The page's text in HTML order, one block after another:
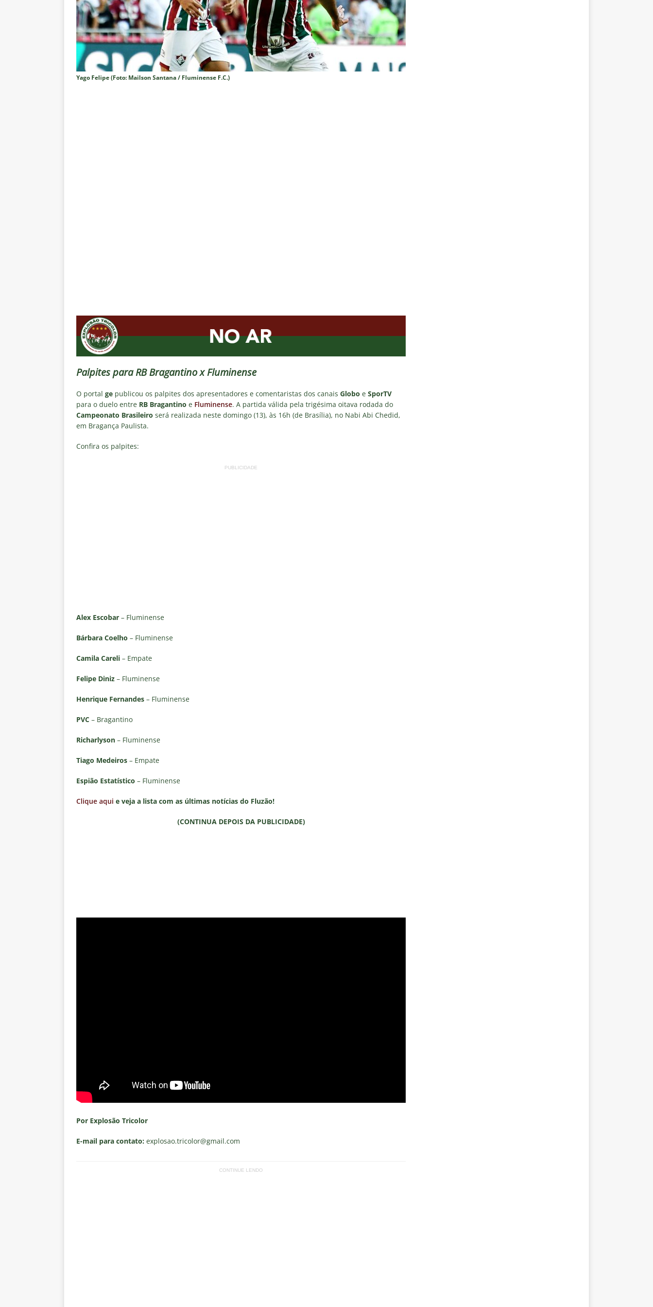
Rivadavia
NOTÍCIAS
[ 7 de agosto de 2026 ] Urgente: Fluminense revela resultados dos exames de John Kennedy
NOTÍCIAS
[ 7 de agosto de 2026 ]
Rivadavia anuncia reforço de peso para enfrentar o Fluminense na
Libertadores
NOTÍCIAS
[ 7 de agosto de 2026 ] Fluminense fecha sede social às pressas nesta sexta-feira; saiba o motivo
real
NOTÍCIAS
sobre a “decomposição” das Torcidas Organizadas e cooptação pela gestão
Yago Felipe (Foto: Mailson Santana / Fluminense F.C.)
Palpites para RB Bragantino x Fluminense
O portal ge publicou os palpites dos apresentadores e comentaristas dos canais Globo e SporTV
para o duelo entre RB Bragantino e Fluminense. A partida válida pela trigésima oitava rodada do
Campeonato Brasileiro será realizada neste domingo (13), às 16h (de Brasília), no Nabi Abi Chedid,
em Bragança Paulista.
Confira os palpites:
PUBLICIDADE
Alex Escobar – Fluminense
Bárbara Coelho – Fluminense
Camila Careli – Empate
Felipe Diniz – Fluminense
Henrique Fernandes – Fluminense
PVC – Bragantino
Richarlyson – Fluminense
Tiago Medeiros – Empate
Espião Estatístico – Fluminense
Clique aqui e veja a lista com as últimas notícias do Fluzão!
(CONTINUA DEPOIS DA PUBLICIDADE)
Por Explosão Tricolor
E-mail para contato: explosao.tricolor@gmail.com
CONTINUE LENDO